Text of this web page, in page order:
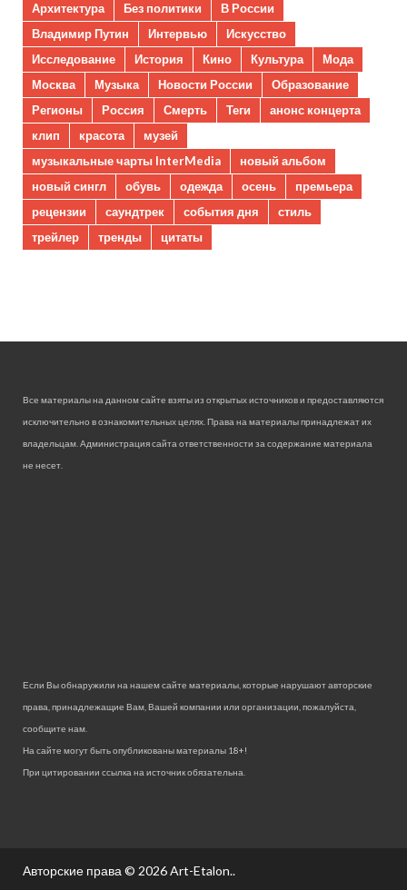
Архитектура
Без политики
В России
Владимир Путин
Интервью
Искусство
Исследование
История Кино Культура
Мода
Москва
Музыка Новости России
Образование
Регионы
Россия Смерть Теги
анонс концерта
клип
красота
музей
музыкальные чарты InterMedia
новый альбом
новый сингл
обувь одежда осень
премьера
рецензии
саундтрек события дня
стиль
трейлер
тренды цитаты
Все материалы на данном сайте взяты из открытых источников и предоставляются
исключительно в ознакомительных целях. Права на материалы принадлежат их
владельцам. Администрация сайта ответственности за содержание материала
не несет.
Если Вы обнаружили на нашем сайте материалы, которые нарушают авторские
права, принадлежащие Вам, Вашей компании или организации, пожалуйста,
сообщите нам.
На сайте могут быть опубликованы материалы 18+!
При цитировании ссылка на источник обязательна.
Авторские права © 2026Art-Etalon..